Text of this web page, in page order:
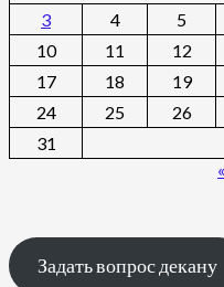
3
4 5
10
11 12
17
18 19
24
25 26
31
Задать вопрос декану